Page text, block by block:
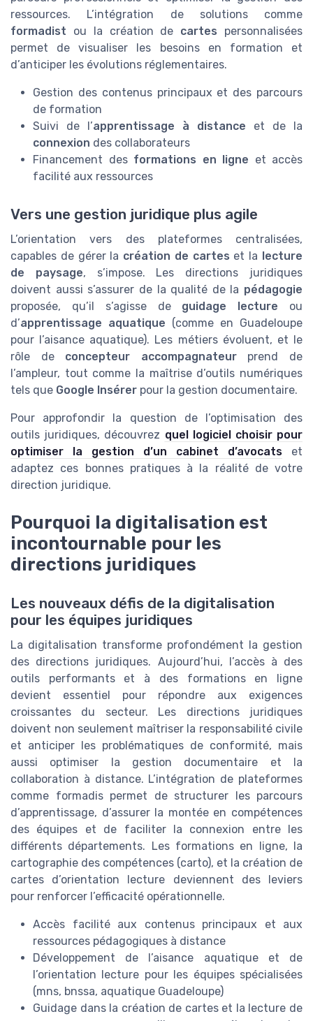
ressources. L’intégration de solutions comme
formadist ou la création de cartes personnalisées
permet de visualiser les besoins en formation et
d’anticiper les évolutions réglementaires.
Gestion des contenus principaux et des parcours
de formation
Suivi de l’apprentissage à distance et de la
connexion des collaborateurs
Financement des formations en ligne et accès
facilité aux ressources
Vers une gestion juridique plus agile
L’orientation vers des plateformes centralisées,
capables de gérer la création de cartes et la lecture
de paysage, s’impose. Les directions juridiques
doivent aussi s’assurer de la qualité de la pédagogie
proposée, qu’il s’agisse de guidage lecture ou
d’apprentissage aquatique (comme en Guadeloupe
pour l’aisance aquatique). Les métiers évoluent, et le
rôle de concepteur accompagnateurprend de
l’ampleur, tout comme la maîtrise d’outils numériques
tels que Google Insérer pour la gestion documentaire.
Pour approfondir la question de l’optimisation des
outils juridiques, découvrez quel logiciel choisir pour
optimiser la gestion d’un cabinet d’avocats et
adaptez ces bonnes pratiques à la réalité de votre
direction juridique.
Pourquoi la digitalisation est
incontournable pour les
directions juridiques
Les nouveaux défis de la digitalisation
pour les équipes juridiques
La digitalisation transforme profondément la gestion
des directions juridiques. Aujourd’hui, l’accès à des
outils performants et à des formations en ligne
devient essentiel pour répondre aux exigences
croissantes du secteur. Les directions juridiques
doivent non seulement maîtriser la responsabilité civile
et anticiper les problématiques de conformité, mais
aussi optimiser la gestion documentaire et la
collaboration à distance. L’intégration de plateformes
comme formadis permet de structurer les parcours
d’apprentissage, d’assurer la montée en compétences
des équipes et de faciliter la connexion entre les
différents départements. Les formations en ligne, la
cartographie des compétences (carto), et la création de
cartes d’orientation lecture deviennent des leviers
pour renforcer l’efficacité opérationnelle.
Accès facilité aux contenus principaux et aux
ressources pédagogiques à distance
Développement de l’aisance aquatique et de
l’orientation lecture pour les équipes spécialisées
(mns, bnssa, aquatique Guadeloupe)
Guidage dans la création de cartes et la lecture de